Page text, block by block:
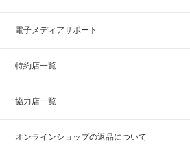
電子メディアサポート
特約店一覧
協力店一覧
オンラインショップの返品について